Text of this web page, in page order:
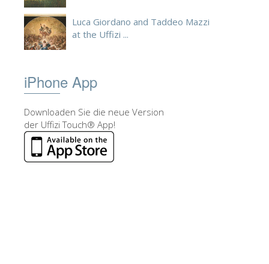
Luca Giordano and Taddeo Mazzi
at the Uffizi ...
iPhone App
Downloaden Sie die neue Version
der Uffizi Touch® App!